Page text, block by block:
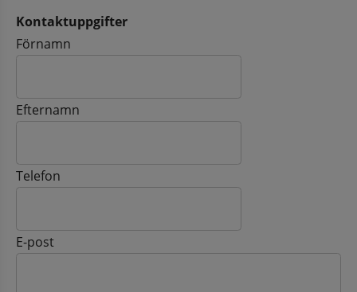
Kontaktuppgifter
Kontaktuppgifter
Förnamn
Efternamn
Telefon
E-post